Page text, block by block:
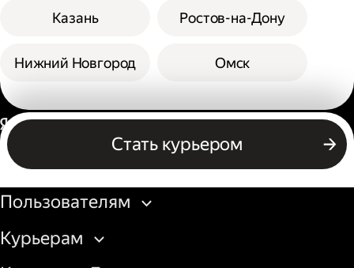
Казань
Нижний Новгород
Ростов-на-Дону
Омск
Стать курьером
Россия
Бизнесу
Пользователям
Курьерам